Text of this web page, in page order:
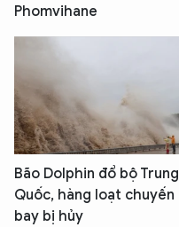
Phomvihane
Bão Dolphin đổ bộ Trung
Quốc, hàng loạt chuyến
bay bị hủy